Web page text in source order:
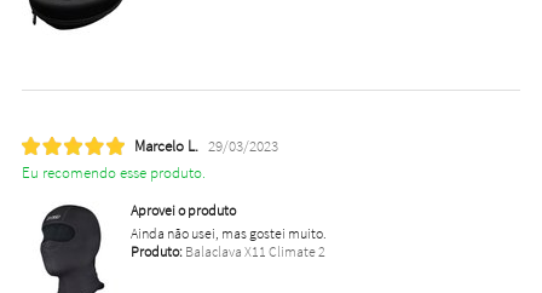
Marcelo L. 29/03/2023
Eu recomendo esse produto.
Aprovei o produto
Ainda não usei, mas gostei muito.
Produto:Balaclava X11 Climate 2